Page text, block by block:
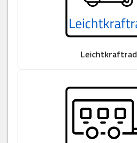
Leichtkraftrad